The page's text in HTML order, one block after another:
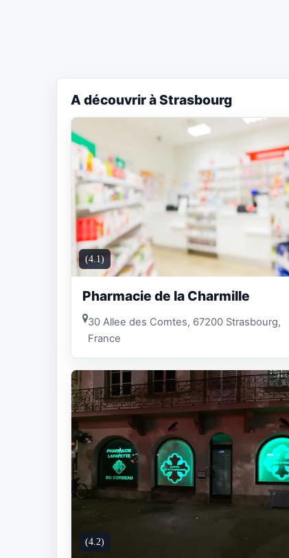
A découvrir à Strasbourg
(4.1)
Pharmacie de la Charmille
30 Allee des Comtes, 67200 Strasbourg,
France
(4.2)